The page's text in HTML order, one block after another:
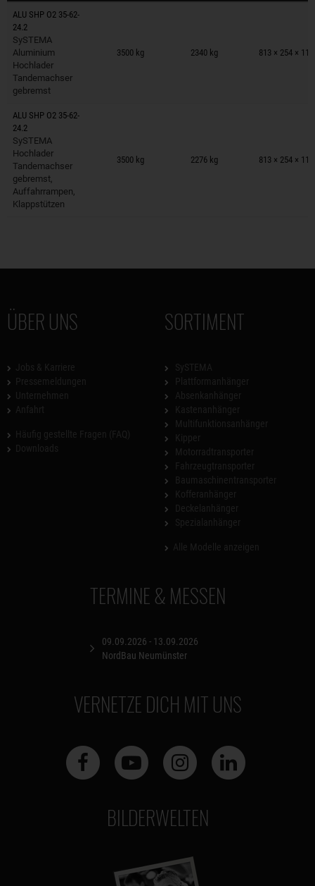
ALU SHP O2 35-62-
24.2
SySTEMA
Aluminium
Hochlader
Tandemachser
gebremst
3500 kg 2340 kg 813 × 254 ×
Anhänger auf Merkzettel
ALU SHP O2 35-62-
24.2
SySTEMA
Hochlader
Tandemachser
gebremst,
Auffahrrampen,
Klappstützen
3500 kg 2276 kg 813 × 254 ×
Anhänger auf Merkzettel
ÜBER UNS SORTIMENT
TERMINE & MESSEN
09.09.2026 - 13.09.2026
NordBau Neumünster
VERNETZE DICH MIT UNS
BILDERWELTEN